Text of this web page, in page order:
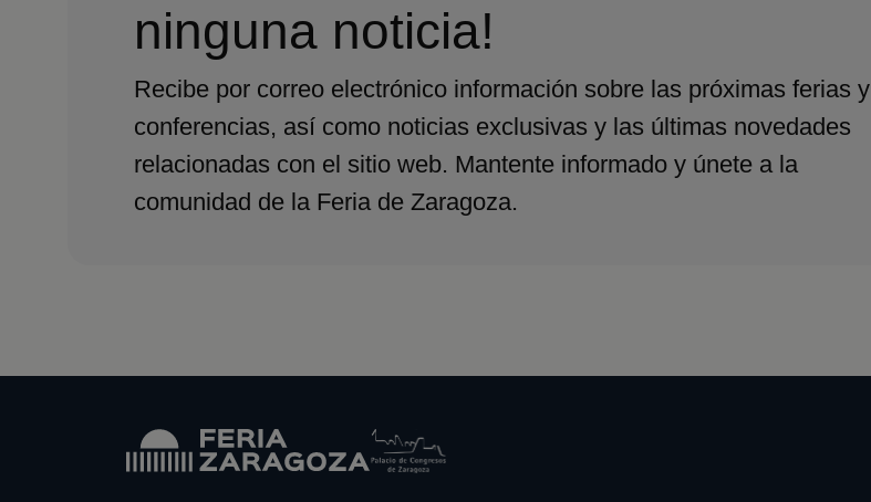
ninguna noticia!
Recibe por correo electrónico información sobre las próximas ferias y
conferencias, así como noticias exclusivas y las últimas novedades
relacionadas con el sitio web. Mantente informado y únete a la
comunidad de la Feria de Zaragoza.